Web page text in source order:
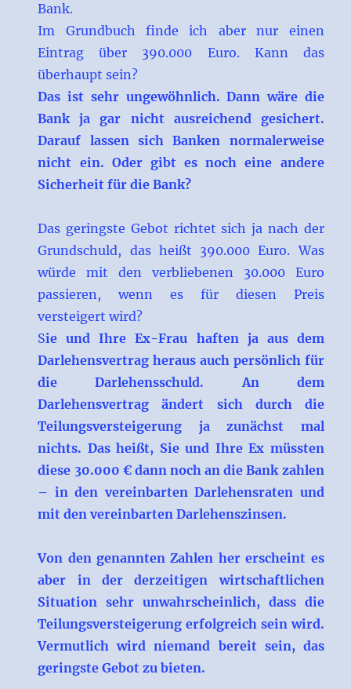
Bank.
Im Grundbuch finde ich aber nur einen
Eintrag über 390.000 Euro. Kann das
überhaupt sein?
Das ist sehr ungewöhnlich. Dann wäre die
Bank ja gar nicht ausreichend gesichert.
Darauf lassen sich Banken normalerweise
nicht ein. Oder gibt es noch eine andere
Sicherheit für die Bank?
Das geringste Gebot richtet sich ja nach der
Grundschuld, das heißt 390.000 Euro. Was
würde mit den verbliebenen 30.000 Euro
passieren, wenn es für diesen Preis
versteigert wird?
Sie und Ihre Ex-Frau haften ja aus dem
Darlehensvertrag heraus auch persönlich für
die Darlehensschuld. An dem
Darlehensvertrag ändert sich durch die
Teilungsversteigerung ja zunächst mal
nichts. Das heißt, Sie und Ihre Ex müssten
diese 30.000 € dann noch an die Bank zahlen
– in den vereinbarten Darlehensraten und
mit den vereinbarten Darlehenszinsen.
Von den genannten Zahlen her erscheint es
aber in der derzeitigen wirtschaftlichen
Situation sehr unwahrscheinlich, dass die
Teilungsversteigerung erfolgreich sein wird.
Vermutlich wird niemand bereit sein, das
geringste Gebot zu bieten.